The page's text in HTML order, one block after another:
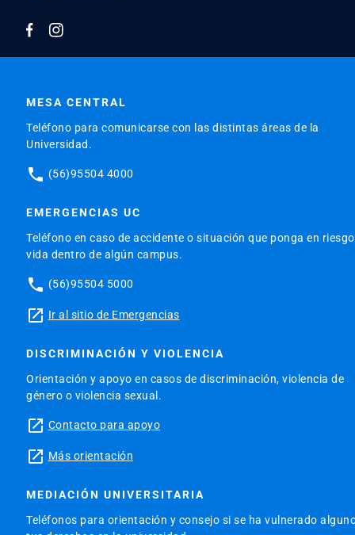
MESA CENTRAL
Teléfono para comunicarse con las distintas áreas de la
Universidad.
phone (56)95504 4000
EMERGENCIAS UC
Teléfono en caso de accidente o situación que ponga en
vida dentro de algún campus.
phone (56)95504 5000
launch Ir al sitio de Emergencias
DISCRIMINACIÓN Y VIOLENCIA
Orientación y apoyo en casos de discriminación, violencia de
género o violencia sexual.
launch Contacto para apoyo
launch Más orientación
MEDIACIÓN UNIVERSITARIA
Teléfonos para orientación y consejo si se ha vulnerado